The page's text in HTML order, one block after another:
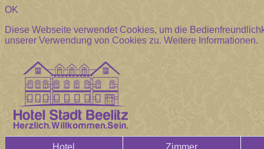
OK
Diese Webseite verwendet Cookies, um die
unserer Verwendung von Cookies zu.Weitere Informationen.
Hotel Zimmer